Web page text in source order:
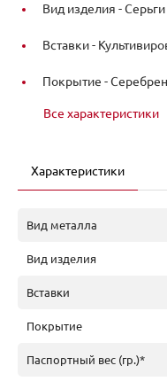
Вид изделия -Серьги
Вставки -
Покрытие -
Все характеристики
Характеристики
Вид металла
Вид изделия
Вставки
Покрытие
Паспортный вес (гр.)*